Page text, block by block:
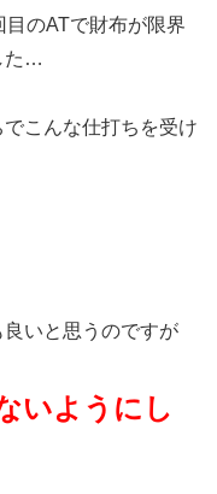
のATで財布が限界
た…
こんな仕打ちを受け
いと思うのですが
いようにし